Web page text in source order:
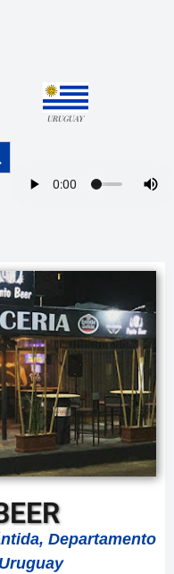
URUGUAY
de búsqueda
Departamento